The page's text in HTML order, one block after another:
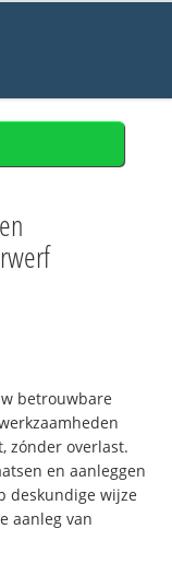
betrouwbare
zónder overlast.
en aanleggen
deskundige wijze
aanleg van